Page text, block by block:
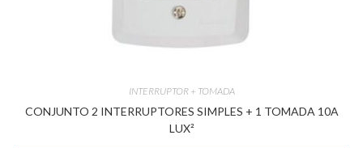
INTERRUPTOR + TOMADA
CONJUNTO 2 INTERRUPTORES SIMPLES + 1 TOMADA 10A
LUX²